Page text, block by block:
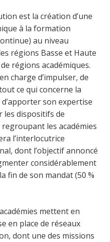
est la création d’une
à la formation
au niveau
régions Basse et Haute
régions académiques.
charge d’impulser, de
ce qui concerne la
son expertise
les dispositifs de
les académies
l’interlocutrice
dont l’objectif annoncé
considérablement
fin de son mandat (50 %
mettent en
en place de réseaux
dont une des missions